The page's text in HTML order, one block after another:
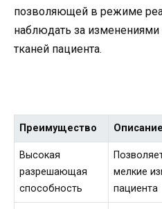
позволяющей в режиме
наблюдать за изменениями
тканей пациента.
Преимущество Описание
Высокая
разрешающая
способность
мелкие
пациента